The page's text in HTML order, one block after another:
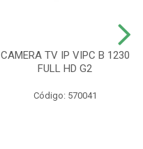
CAMERA TV IP VIPC B 1230
FULL HD G2
Código: 570041